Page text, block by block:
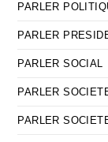
PARLER
PARLER
PARLER SOCIAL
PARLER
PARLER